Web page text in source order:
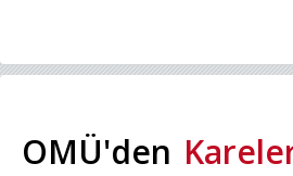
OMÜ'den